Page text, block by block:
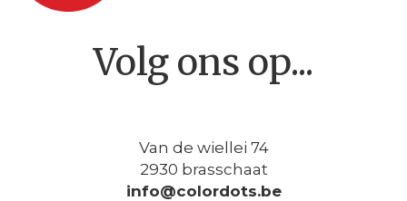
Volg ons op...
Van de wiellei 74
2930 brasschaat
info@colordots.be